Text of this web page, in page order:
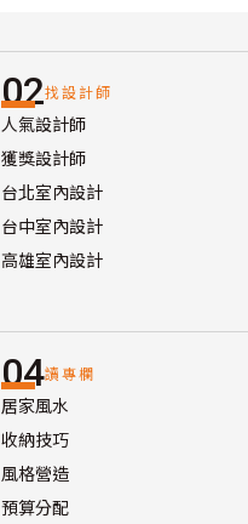
02找設計師
人氣設計師
獲獎設計師
台北室內設計
台中室內設計
高雄室內設計
04讀專欄
居家風水
收納技巧
風格營造
預算分配